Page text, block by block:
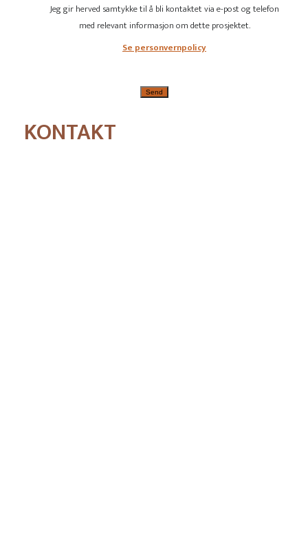
Jeg gir herved samtykke til å bli kontaktet via e-post og telefon
med relevant informasjon om dette prosjektet.
Se personvernpolicy
KONTAKT